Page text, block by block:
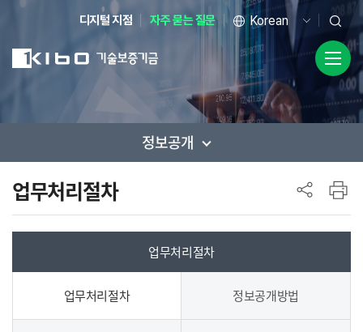
디지털 지점 자주 묻는 질문
사이드 메뉴
정보공개
업무처리절차
업무처리절차
업무처리절차 정보공개방법